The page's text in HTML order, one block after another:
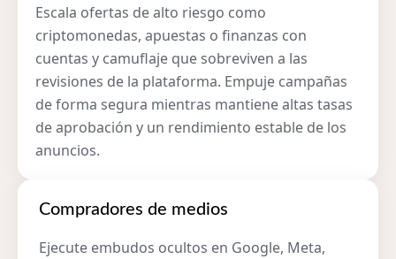
Escala ofertas de alto riesgo como
criptomonedas, apuestas o finanzas con
cuentas y camuflaje que sobreviven a las
revisiones de la plataforma. Empuje campañas
de forma segura mientras mantiene altas tasas
de aprobación y un rendimiento estable de los
anuncios.
Compradores de medios
Ejecute embudos ocultos en Google, Meta,